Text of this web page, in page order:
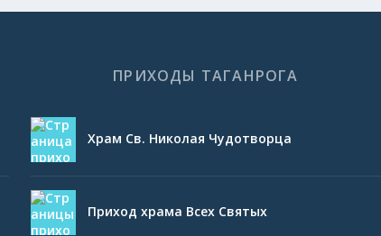
ПРИХОДЫ ТАГАНРОГА
Храм Св. Николая Чудотворца
Приход храма Всех Святых